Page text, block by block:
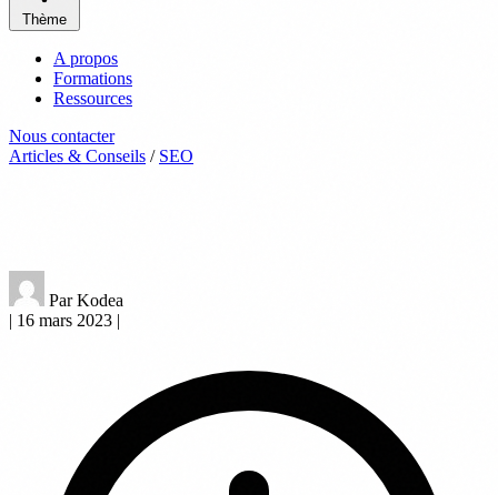
Thème
A propos
Formations
Ressources
Nous contacter
Articles & Conseils / SEO
Par Kodea
| 16 mars 2023 |